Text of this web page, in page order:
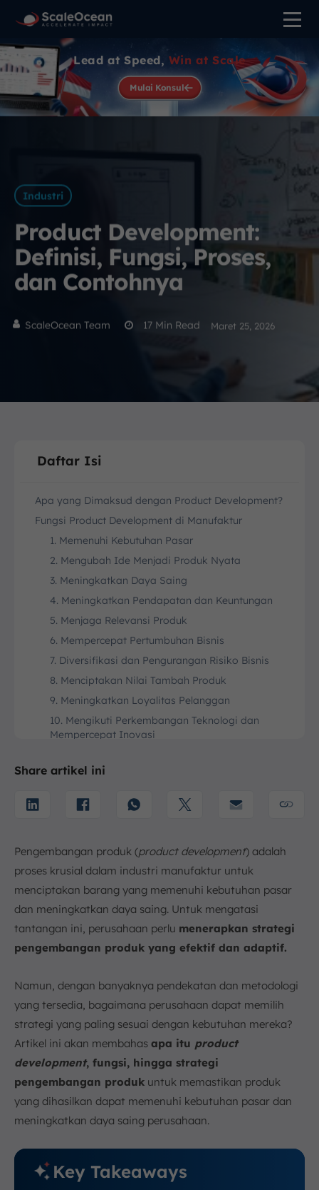
Lead at Speed, Win at Scale
Mulai Konsul
Industri
Product Development:
Definisi, Fungsi, Proses,
dan Contohnya
ScaleOcean Team 17 Min Read Maret 25, 2026
Daftar Isi
Apa yang Dimaksud dengan Product Development?
Fungsi Product Development di Manufaktur
1. Memenuhi Kebutuhan Pasar
2. Mengubah Ide Menjadi Produk Nyata
3. Meningkatkan Daya Saing
4. Meningkatkan Pendapatan dan Keuntungan
5. Menjaga Relevansi Produk
6. Mempercepat Pertumbuhan Bisnis
7. Diversifikasi dan Pengurangan Risiko Bisnis
8. Menciptakan Nilai Tambah Produk
9. Meningkatkan Loyalitas Pelanggan
10. Mengikuti Perkembangan Teknologi dan
Mempercepat Inovasi
Brand Ternama
2. Teh Botol Sosro
4. Gojek
5. Netflix
6. Apple iPhone
7. Coca-Cola
8. Nike
9. Samsung
Kapan Product Development Harus Dilakukan?
1. Permintaan Pasar Berubah
2. Kompetisi Mulai Meningkat
3. Produk Lama Kehilangan Relevansi
4. Adanya Kemajuan Teknologi
5. Target Pasar Baru yang Belum Tersentuh
6. Feedback Konsumen
Tim Utama dalam Proses Pengembangan Produk
Aspek Penting yang Terlibat dalam Product
Development
1. Desain Produk
Share artikel ini
Pengembangan produk (product development) adalah
proses krusial dalam industri manufaktur untuk
menciptakan barang yang memenuhi kebutuhan pasar
dan meningkatkan daya saing. Untuk mengatasi
tantangan ini, perusahaan perlu menerapkan strategi
pengembangan produk yang efektif dan adaptif.
Namun, dengan banyaknya pendekatan dan metodologi
yang tersedia, bagaimana perusahaan dapat memilih
strategi yang paling sesuai dengan kebutuhan mereka?
Artikel ini akan membahas apa itu product
development, fungsi, hingga strategi
pengembangan produk untuk memastikan produk
yang dihasilkan dapat memenuhi kebutuhan pasar dan
meningkatkan daya saing perusahaan.
Key Takeaways